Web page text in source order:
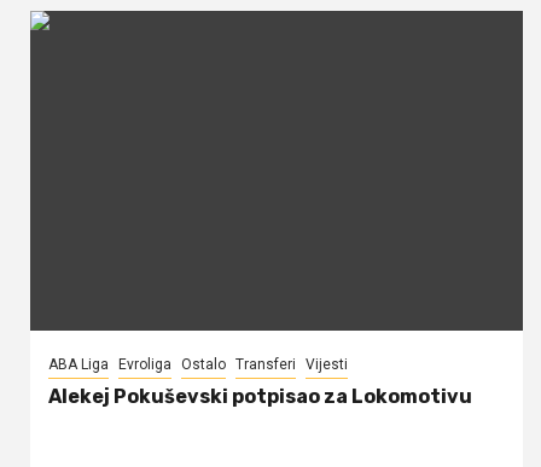
ABA Liga Evroliga Ostalo Transferi Vijesti
Alekej Pokuševski potpisao za Lokomotivu